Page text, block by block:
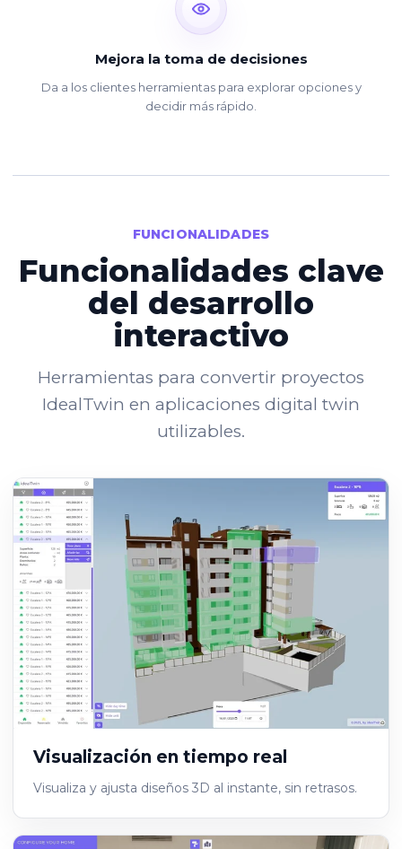
Mejora la toma de decisiones
Da a los clientes herramientas para explorar opciones y
decidir más rápido.
FUNCIONALIDADES
Funcionalidades clave
del desarrollo
interactivo
Herramientas para convertir proyectos
IdealTwin en aplicaciones digital twin
utilizables.
Visualización en tiempo real
Visualiza y ajusta diseños 3D al instante, sin retrasos.